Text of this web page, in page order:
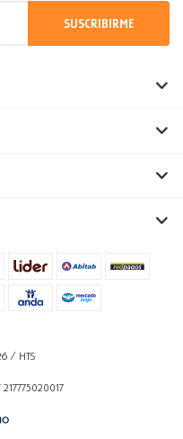
SUSCRIBIRME
/ HTS
217775020017